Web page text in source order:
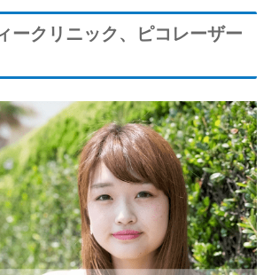
ークリニック、ピコレーザー